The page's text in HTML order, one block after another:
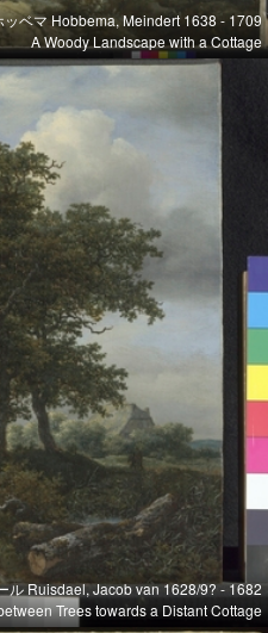
ッベマ Hobbema, Meindert 1638 - 1709
A Woody Landscape with a Cottage
ル Ruisdael, Jacob van 1628/9? - 1682
Trees towards a Distant Cottage